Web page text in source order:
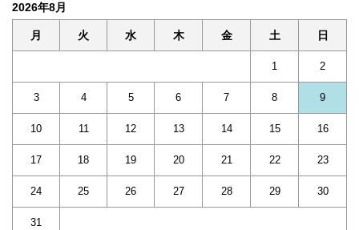
2026年8月
月 火 水 木 金 土 日
1 2
3 4 5 6 7 8 9
10 11 12 13 14 15 16
17 18 19 20 21 22 23
24 25 26 27 28 29 30
31